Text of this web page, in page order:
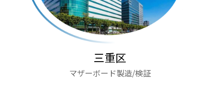
三重区
マザーボード製造/検証